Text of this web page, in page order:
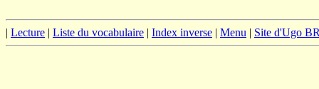
| Lecture | Liste du vocabulaire | Index inverse | Menu | Site d'Ugo